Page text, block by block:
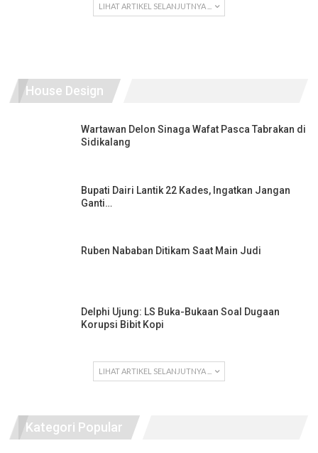
LIHAT ARTIKEL SELANJUTNYA ...
House Design
Wartawan Delon Sinaga Wafat Pasca Tabrakan di
Sidikalang
Bupati Dairi Lantik 22 Kades, Ingatkan Jangan
Ganti…
Ruben Nababan Ditikam Saat Main Judi
Delphi Ujung: LS Buka-Bukaan Soal Dugaan
Korupsi Bibit Kopi
LIHAT ARTIKEL SELANJUTNYA ...
Kategori Popular